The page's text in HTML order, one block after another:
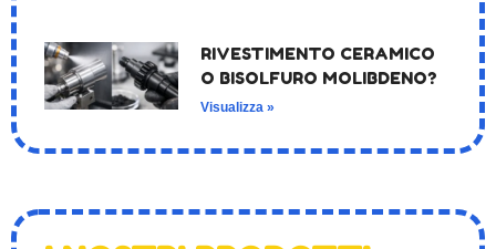
RIVESTIMENTO CERAMICO
O BISOLFURO MOLIBDENO?
Visualizza »